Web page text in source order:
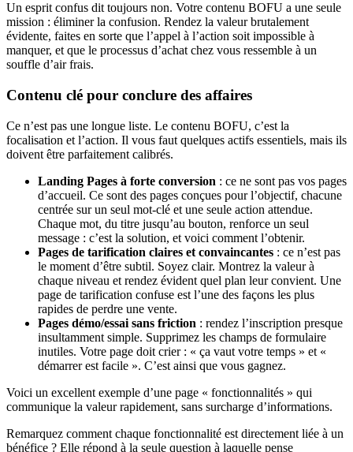
Un esprit confus dit toujours non. Votre contenu BOFU a une seule
mission : éliminer la confusion. Rendez la valeur brutalement
évidente, faites en sorte que l’appel à l’action soit impossible à
manquer, et que le processus d’achat chez vous ressemble à un
souffle d’air frais.
Contenu clé pour conclure des affaires
Ce n’est pas une longue liste. Le contenu BOFU, c’est la
focalisation et l’action. Il vous faut quelques actifs essentiels, mais ils
doivent être parfaitement calibrés.
Landing Pages à forte conversion : ce ne sont pas vos pages
d’accueil. Ce sont des pages conçues pour l’objectif, chacune
centrée sur un seul mot-clé et une seule action attendue.
Chaque mot, du titre jusqu’au bouton, renforce un seul
message : c’est la solution, et voici comment l’obtenir.
Pages de tarification claires et convaincantes : ce n’est pas
le moment d’être subtil. Soyez clair. Montrez la valeur à
chaque niveau et rendez évident quel plan leur convient. Une
page de tarification confuse est l’une des façons les plus
rapides de perdre une vente.
Pages démo/essai sans friction : rendez l’inscription presque
insultamment simple. Supprimez les champs de formulaire
inutiles. Votre page doit crier : « ça vaut votre temps » et «
démarrer est facile ». C’est ainsi que vous gagnez.
Voici un excellent exemple d’une page « fonctionnalités » qui
communique la valeur rapidement, sans surcharge d’informations.
Remarquez comment chaque fonctionnalité est directement liée à un
bénéfice ? Elle répond à la seule question à laquelle pense